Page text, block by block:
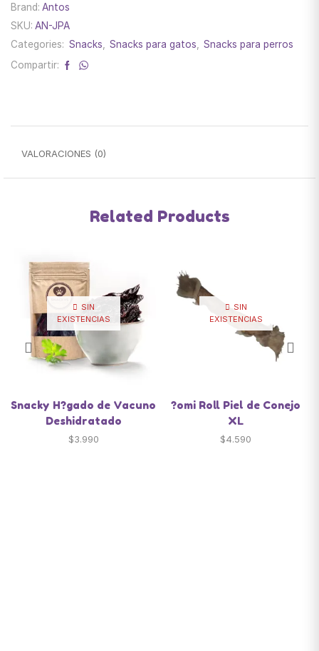
Brand: Antos
SKU: AN-JPA
Categories: Snacks Snacks para gatos
Snacks para perros
Compartir:
VALORACIONES (0)
Related Products
SIN
EXISTENCIAS
Snacky H?gado de Vacuno
Deshidratado
$3.990
SIN
EXISTENCIAS
?omi Roll Piel de Conejo
XL
$4.590